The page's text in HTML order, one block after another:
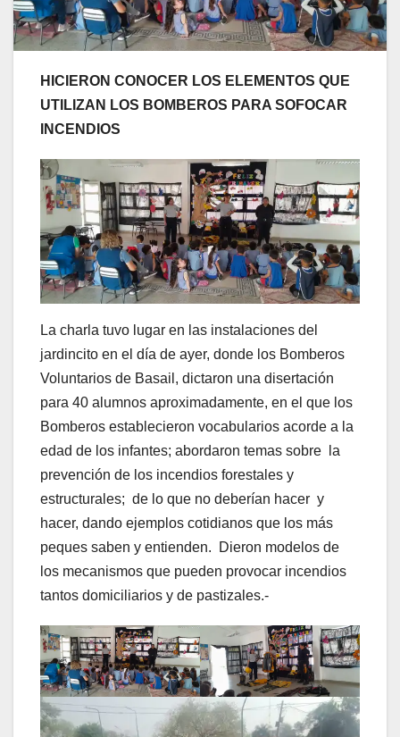
HICIERON CONOCER LOS ELEMENTOS QUE
UTILIZAN LOS BOMBEROS PARA SOFOCAR
INCENDIOS
La charla tuvo lugar en las instalaciones del
jardincito en el día de ayer, donde los Bomberos
Voluntarios de Basail, dictaron una disertación
para 40 alumnos aproximadamente, en el que los
Bomberos establecieron vocabularios acorde a la
edad de los infantes; abordaron temas sobre la
prevención de los incendios forestales y
estructurales; de lo que no deberían hacer y
hacer, dando ejemplos cotidianos que los más
peques saben y entienden. Dieron modelos de
los mecanismos que pueden provocar incendios
tantos domiciliarios y de pastizales.-